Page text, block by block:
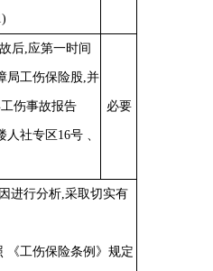
后,应第一时间
局工伤保险股,并
伤事故报告
人社专区16号 、
必要
进行分析,采取切实有
《工伤保险条例》规定